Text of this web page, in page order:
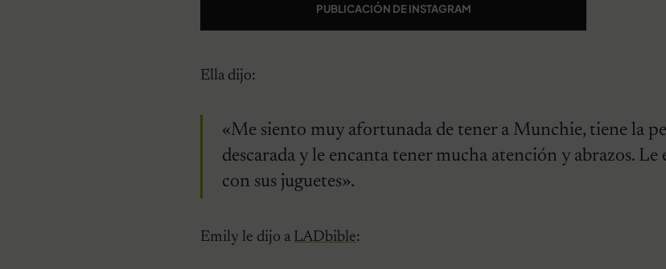
PUBLICACIÓN DE INSTAGRAM
Ella dijo:
«Me siento muy afortunada de tener a Munchie, tiene la
descarada y le encanta tener mucha atención y abrazos. Le
con sus juguetes».
Emily le dijo a LADbible: